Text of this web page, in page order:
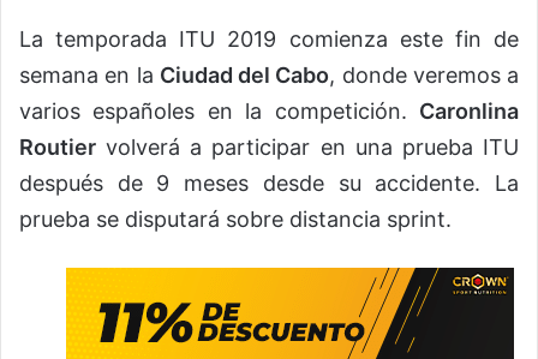
La temporada ITU 2019 comienza este fin de
semana en la Ciudad del Cabo, donde veremos a
varios españoles en la competición. Caronlina
Routier volverá a participar en una prueba ITU
después de 9 meses desde su accidente. La
prueba se disputará sobre distancia sprint.